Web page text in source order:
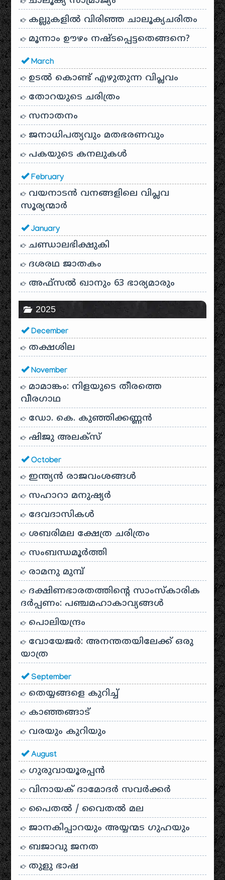
കല്ലുകളിൽ വിരിഞ്ഞ ചാലൂക്യചരിതം
മൂന്നാം ഊഴം നഷ്ടപ്പെട്ടതെങ്ങനെ?
March
ഉടൽ കൊണ്ട് എഴുതുന്ന വിപ്ലവം
തോറയുടെ ചരിത്രം
സനാതനം
ജനാധിപത്യവും മതഭരണവും
പകയുടെ കനലുകൾ
February
വയനാടൻ വനങ്ങളിലെ വിപ്ലവ
സൂര്യന്മാർ
January
ചണ്ഡാലഭിക്ഷുകി
ദശരഥ ജാതകം
അഫ്സൽ ഖാനും 63 ഭാര്യമാരും
2025
December
തക്ഷശില
November
മാമാങ്കം: നിളയുടെ തീരത്തെ
വീരഗാഥ
ഡോ. കെ. കുഞ്ഞിക്കണ്ണൻ
ഷിജു അലക്സ്
October
ഇന്ത്യൻ രാജവംശങ്ങൾ
സഹാറാ മനുഷ്യർ
ദേവദാസികൾ
ശബരിമല ക്ഷേത്ര ചരിത്രം
സംബന്ധമൂർത്തി
രാമനു മുമ്പ്
ദക്ഷിണഭാരതത്തിൻ്റെ സാംസ്കാരിക
ദർപ്പണം: പഞ്ചമഹാകാവ്യങ്ങൾ
പൊലിയന്ദ്രം
വോയേജർ: അനന്തതയിലേക്ക് ഒരു
യാത്ര
September
തെയ്യങ്ങളെ കുറിച്ച്
കാഞ്ഞങ്ങാട്
വരയും കുറിയും
August
ഗുരുവായൂരപ്പൻ
വിനായക് ദാമോദർ സവർക്കർ
പൈതൽ / വൈതൽ മല
ജാനകിപ്പാറയും അയ്യന്മട ഗുഹയും
ബജാവു ജനത
തുളു ഭാഷ